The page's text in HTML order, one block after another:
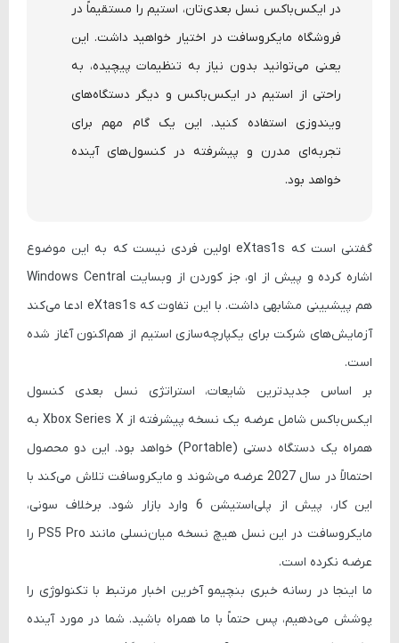
در ایکس‌باکس نسل بعدی‌تان، استیم را مستقیماً در
فروشگاه مایکروسافت در اختیار خواهید داشت. این
یعنی می‌توانید بدون نیاز به تنظیمات پیچیده، به
راحتی از استیم در ایکس‌باکس و دیگر دستگاه‌های
ویندوزی استفاده کنید. این یک گام مهم برای
تجربه‌ای مدرن و پیشرفته در کنسول‌های آینده
خواهد بود.
گفتنی است که eXtas1s اولین فردی نیست که به این موضوع
اشاره کرده و پیش از او،جز کوردن از وبسایت Windows Central
هم پیشبینی مشابهی داشت. با این تفاوت که eXtas1s ادعا می‌کند
آزمایش‌های شرکت برای یکپارچه‌سازی استیم از هم‌اکنون آغاز شده
است.
بر اساس جدیدترین شایعات، استراتژی نسل بعدی کنسول
ایکس‌باکس شامل عرضه یک نسخه پیشرفته ازXbox Series Xبه
همراه یک دستگاه دستی (Portable)
خواهد بود. این دو محصول
احتمالاً در سال 2027عرضه می‌شوند و مایکروسافت تلاش می‌کند با
این کار، پیش از پلی‌استیشن 6
وارد بازار شود. برخلاف سونی،
مایکروسافت در این نسل هیچ نسخه میان‌نسلی مانند PS5 Pro را
عرضه نکرده است.
ما اینجا در رسانه خبری بنچیمو آخرین اخبار مرتبط با تکنولوژی را
پوشش می‌دهیم، پس حتماً با ما همراه باشید. شما در مورد آینده